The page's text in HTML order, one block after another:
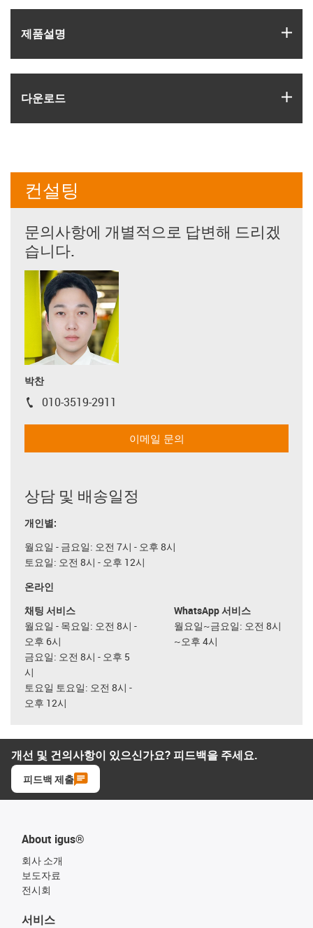
제품­설명
다운로드
컨설팅
문의사항에 개별적으로 답변해 드리겠
습니다.
박찬
igus-icon-phone
010-3519-2911
이메일 문의
상담 및 배송일정
개인별:
월요일 - 금요일: 오전 7시 - 오후 8시
토요일: 오전 8시 - 오후 12시
온라인
채팅 서비스
월요일 - 목요일: 오전 8시 -
오후 6시
금요일: 오전 8시 - 오후 5
시
토요일 토요일: 오전 8시 -
오후 12시
WhatsApp 서비스
월요일~금요일: 오전 8시
~오후 4시
개선 및 건의사항이 있으신가요? 피드백을 주세요.
피드백 제출
About igus®
회사 소개
보도자료
전시회
서비스